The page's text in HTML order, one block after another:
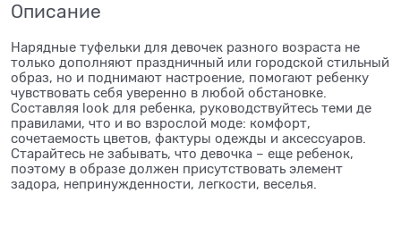
Описание
Нарядные туфельки для девочек разного возраста не
только дополняют праздничный или городской стильный
образ, но и поднимают настроение, помогают ребенку
чувствовать себя уверенно в любой обстановке.
Составляя look для ребенка, руководствуйтесь теми де
правилами, что и во взрослой моде: комфорт,
сочетаемость цветов, фактуры одежды и аксессуаров.
Старайтесь не забывать, что девочка – еще ребенок,
поэтому в образе должен присутствовать элемент
задора, непринужденности, легкости, веселья.